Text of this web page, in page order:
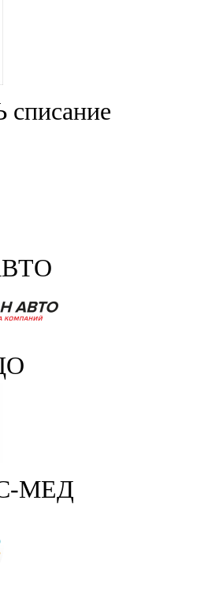
МЕД